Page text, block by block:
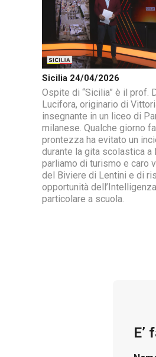
Sicilia 24/04/2026
Ospite di “Sicilia” è il prof.
Lucifora, originario di
insegnante in un liceo di
milanese. Qualche giorno
prontezza ha evitato un
durante la gita scolastica a
parliamo di turismo e caro
del Biviere di Lentini e di
opportunità
particolare a scuola.
E’